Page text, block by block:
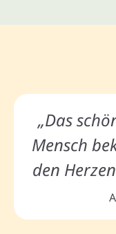
„Das
Mensch
den